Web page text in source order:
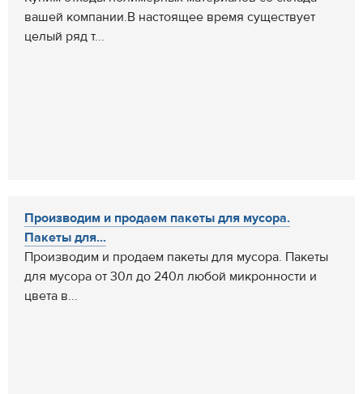
вашей компании.В настоящее время существует
целый ряд т...
Производим и продаем пакеты для мусора.
Пакеты для...
Производим и продаем пакеты для мусора. Пакеты
для мусора от 30л до 240л любой микронности и
цвета в...